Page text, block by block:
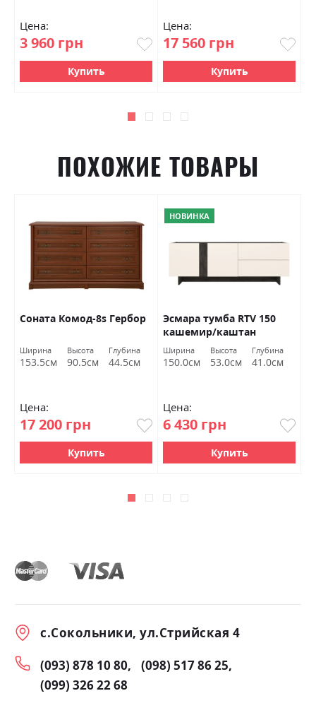
Цена:
3 960 грн
Купить
Цена:
17 560 грн
Купить
ПОХОЖИЕ ТОВАРЫ
Соната Комод-8s Гербор
Ширина
153.5см
Высота
90.5см
Глубина
44.5см
Цена:
17 200 грн
Купить
НОВИНКА
Эсмара тумба RTV 150
кашемир/каштан
арвадонная минк Гербор
Ширина
150.0см
Высота
53.0см
Глубина
41.0см
Цена:
6 430 грн
Купить
с.Сокольники, ул.Стрийская 4
(093) 878 10 80
(098) 517 86 25
(099) 326 22 68